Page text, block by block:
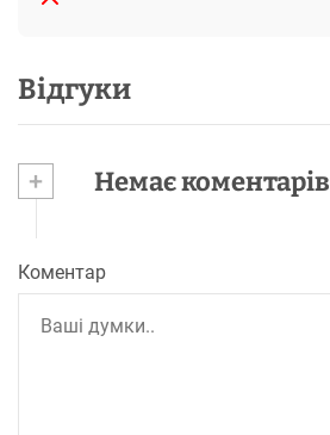
Відгуки
+ Немає коментарів
Коментар